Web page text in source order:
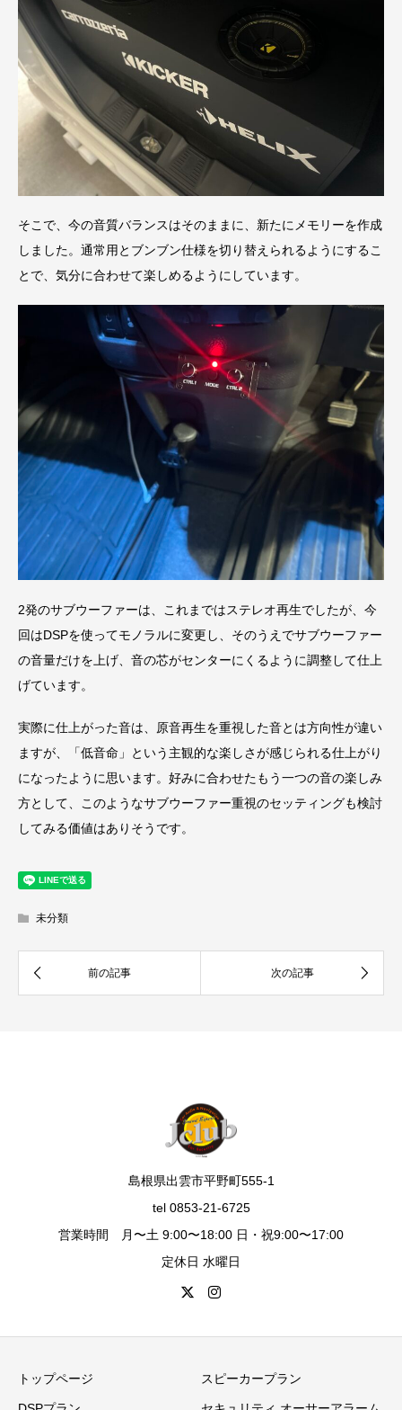
そこで、今の音質バランスはそのままに、新たにメモリーを作成
しました。通常用とブンブン仕様を切り替えられるようにするこ
とで、気分に合わせて楽しめるようにしています。
2発のサブウーファーは、これまではステレオ再生でしたが、今
回はDSPを使ってモノラルに変更し、そのうえでサブウーファー
の音量だけを上げ、音の芯がセンターにくるように調整して仕上
げています。
実際に仕上がった音は、原音再生を重視した音とは方向性が違い
ますが、「低音命」という主観的な楽しさが感じられる仕上がり
になったように思います。好みに合わせたもう一つの音の楽しみ
方として、このようなサブウーファー重視のセッティングも検討
してみる価値はありそうです。
未分類
島根県出雲市平野町555-1
tel 0853-21-6725
営業時間 月〜土 9:00〜18:00 日・祝9:00〜17:00
定休日 水曜日
トップページ スピーカープラン